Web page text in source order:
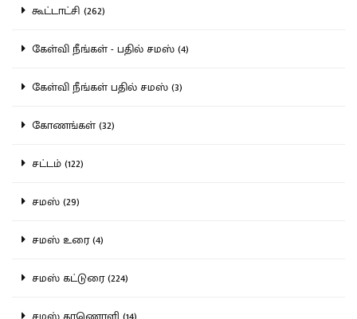
கூட்டாட்சி (262)
கேள்வி நீங்கள் - பதில் சமஸ் (4)
கேள்வி நீங்கள் பதில் சமஸ் (3)
கோணங்கள் (32)
சட்டம் (122)
சமஸ் (29)
சமஸ் உரை (4)
சமஸ் கட்டுரை (224)